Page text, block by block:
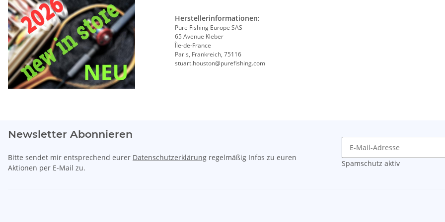
Herstellerinformationen:
Pure Fishing Europe SAS
65 Avenue Kleber
Île-de-France
Paris, Frankreich, 75116
stuart.houston@purefishing.com
Newsletter Abonnieren
Bitte sendet mir entsprechend eurer Datenschutzerklärung regelmäßig Infos zu euren
Aktionen per E-Mail zu.
Spamschutz aktiv